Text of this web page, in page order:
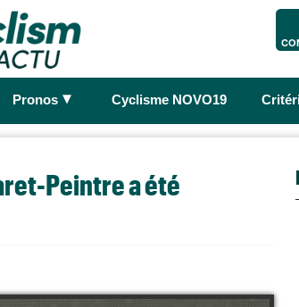
Pronos ► Cyclisme NOVO19
Peintre a été